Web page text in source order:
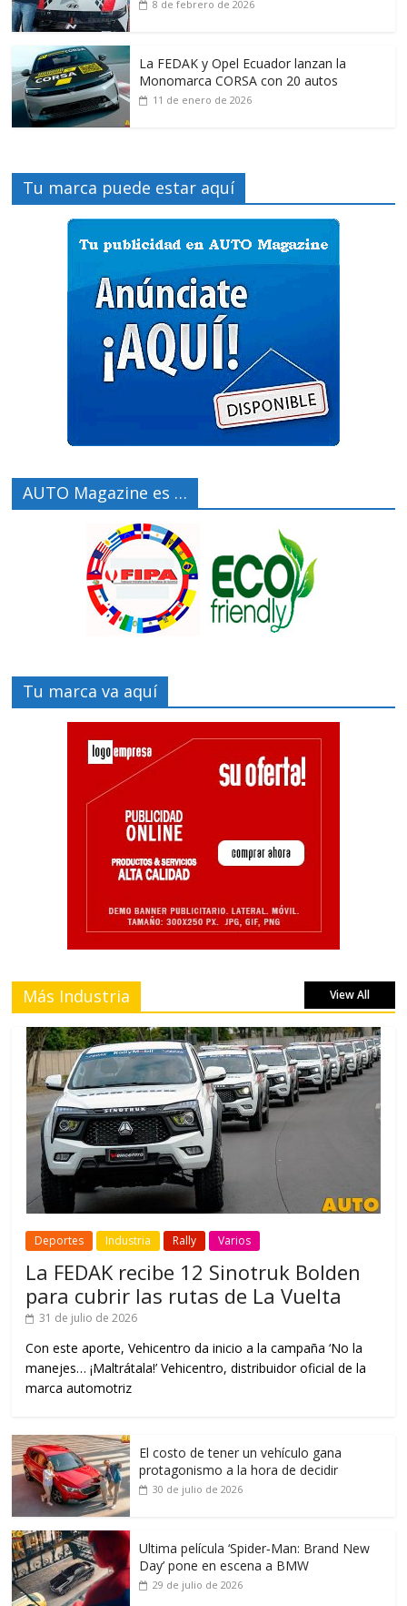
8 de febrero de 2026
La FEDAK y Opel Ecuador lanzan la
Monomarca CORSA con 20 autos
11 de enero de 2026
Tu marca puede estar aquí
AUTO Magazine es …
Tu marca va aquí
Más Industria View All
Deportes Industria Rally Varios
La FEDAK recibe 12 Sinotruk Bolden
para cubrir las rutas de La Vuelta
31 de julio de 2026
Con este aporte, Vehicentro da inicio a la campaña ‘No la
manejes… ¡Maltrátala!’ Vehicentro, distribuidor oficial de la
marca automotriz
El costo de tener un vehículo gana
protagonismo a la hora de decidir
30 de julio de 2026
Ultima película ‘Spider‑Man: Brand New
Day’ pone en escena a BMW
29 de julio de 2026